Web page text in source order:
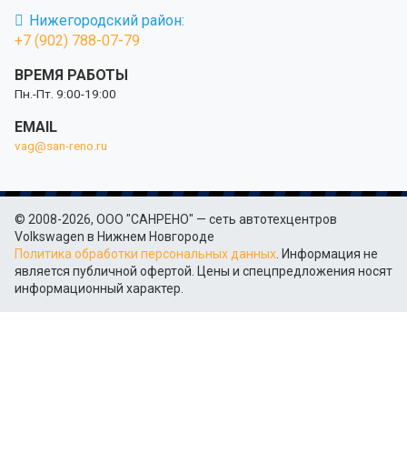
Нижегородский район:
+7 (902) 788-07-79
ВРЕМЯ РАБОТЫ
Пн.-Пт. 9:00-19:00
EMAIL
vag@san-reno.ru
© 2008-2026, ООО "САНРЕНО" — сеть автотехцентров
Volkswagen в Нижнем Новгороде
Политика обработки персональных данных . Информация не
является публичной офертой. Цены и спецпредложения носят
информационный характер.